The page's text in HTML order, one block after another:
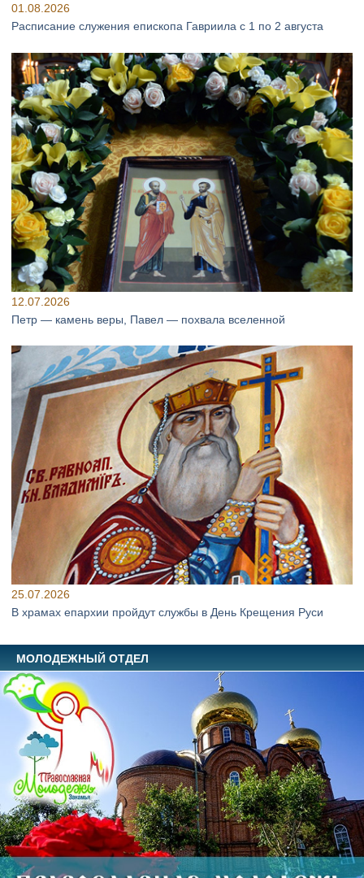
01.08.2026
Расписание служения епископа Гавриила с 1 по 2 августа
12.07.2026
Петр — камень веры, Павел — похвала вселенной
25.07.2026
В храмах епархии пройдут службы в День Крещения Руси
МОЛОДЕЖНЫЙ ОТДЕЛ